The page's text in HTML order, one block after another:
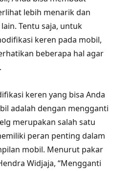
lebih menarik dan
Tentu saja, untuk
keren pada mobil,
beberapa hal agar
keren yang bisa Anda
adalah dengan mengganti
merupakan salah satu
peran penting dalam
mobil. Menurut pakar
Widjaja, “Mengganti